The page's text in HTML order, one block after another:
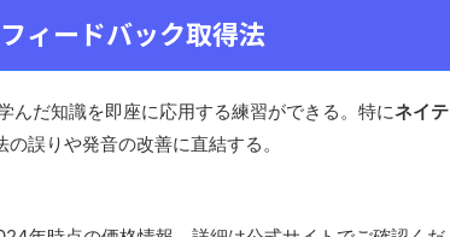
ィードバック取得法
だ知識を即座に応用する練習ができる。特にネイテ
の誤りや発音の改善に直結する。